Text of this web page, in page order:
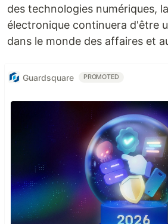
des technologies numériques,
électronique continuera d'être
dans le monde des affaires et
Guardsquare PROMOTED